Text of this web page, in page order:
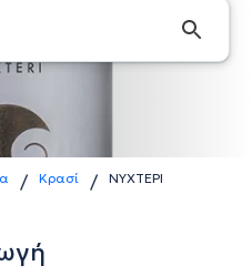
/ Κρασί / ΝΥΧΤΕΡΙ